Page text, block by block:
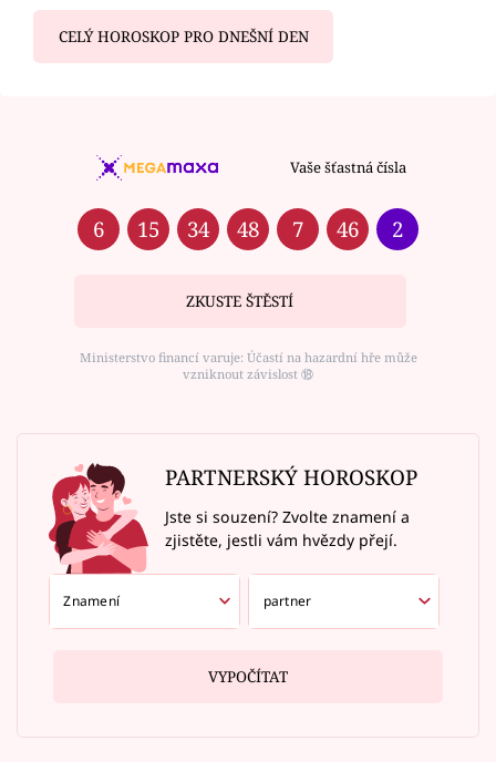
CELÝ HOROSKOP PRO DNEŠNÍ DEN
Vaše šťastná čísla
6 15 34 48 7 46 2
ZKUSTE ŠTĚSTÍ
Ministerstvo financí varuje: Účastí na hazardní hře může
vzniknout závislost ⑱
PARTNERSKÝ HOROSKOP
Jste si souzení? Zvolte znamení a
zjistěte, jestli vám hvězdy přejí.
VYPOČÍTAT